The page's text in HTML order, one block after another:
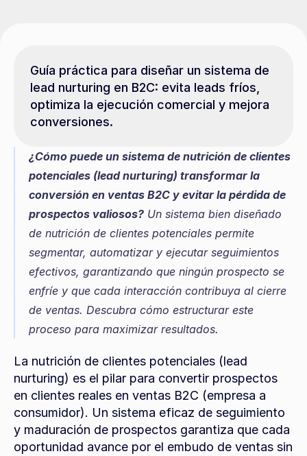
Guía práctica para diseñar un sistema de
lead nurturing en B2C: evita leads fríos,
optimiza la ejecución comercial y mejora
conversiones.
¿Cómo puede un sistema de nutrición de clientes
potenciales (lead nurturing) transformar la
conversión en ventas B2C y evitar la pérdida de
prospectos valiosos? Un sistema bien diseñado
de nutrición de clientes potenciales permite
segmentar, automatizar y ejecutar seguimientos
efectivos, garantizando que ningún prospecto se
enfríe y que cada interacción contribuya al cierre
de ventas. Descubra cómo estructurar este
proceso para maximizar resultados.
La nutrición de clientes potenciales (lead
nurturing) es el pilar para convertir prospectos
en clientes reales en ventas B2C (empresa a
consumidor). Un sistema eficaz de seguimiento
y maduración de prospectos garantiza que cada
oportunidad avance por el embudo de ventas sin